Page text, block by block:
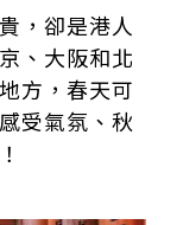
，卻是港人
、大阪和北
方，春天可
受氣氛、秋